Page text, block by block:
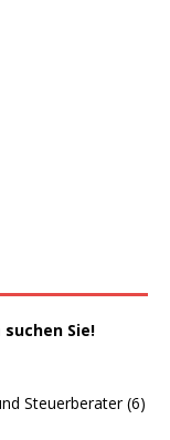
Sie!
Steuerberater (6)